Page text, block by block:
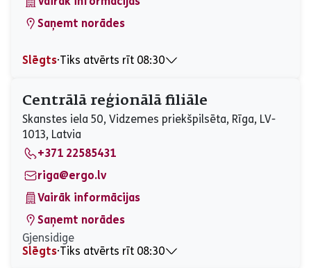
Saņemt norādes
Slēgts⋅Tiks atvērts rīt 08:30
Otrdiena
08:30 - 17:30
Trešdiena
08:30 - 17:30
Ceturtdiena
08:30 - 17:30
Piektdiena
Sestdiena
Slēgts
Svētdiena
Slēgts
Centrālā reģionālā filiāle
Skanstes iela 50, Vidzemes priekšpilsēta, Rīga, LV-
1013, Latvia
+371 22585431
riga@ergo.lv
Vairāk informācijas
Saņemt norādes
Gjensidige
Slēgts⋅Tiks atvērts rīt 08:30